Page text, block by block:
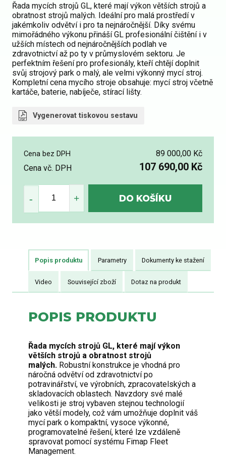
Řada mycích strojů GL, které mají výkon větších strojů a
obratnost strojů malých. Ideální pro malá prostředí v
jakémkoliv odvětví i pro ta nejnáročnější. Díky svému
mimořádného výkonu přináší GL profesionální čištění i v
užších místech od nejnáročnějších podlah ve
zdravotnictví až po ty v průmyslovém sektoru. Je
perfektním řešení pro profesionály, kteří chtějí doplnit
svůj strojový park o malý, ale velmi výkonný mycí stroj.
Kompletní cena mycího stroje obsahuje: mycí stroj včetně
kartáče, baterie, nabíječe, stírací lišty.
Vygenerovat tiskovou sestavu
Cena bez DPH
89 000,00 Kč
Cena vč. DPH
107 690,00 Kč
Popis produktu Parametry Dokumenty ke stažení
Video Související zboží Dotaz na produkt
POPIS PRODUKTU
Řada mycích strojů GL, které mají výkon
větších strojů a obratnost strojů
malých. Robustní konstrukce je vhodná pro
náročná odvětví od zdravotnictví po
potravinářství, ve výrobních, zpracovatelských a
skladovacích oblastech. Navzdory své malé
velikosti je stroj vybaven stejnou technologií
jako větší modely, což vám umožňuje doplnit váš
mycí park o kompaktní, vysoce výkonné,
programovatelné řešení, které lze vzdáleně
spravovat pomocí systému Fimap Fleet
Management.